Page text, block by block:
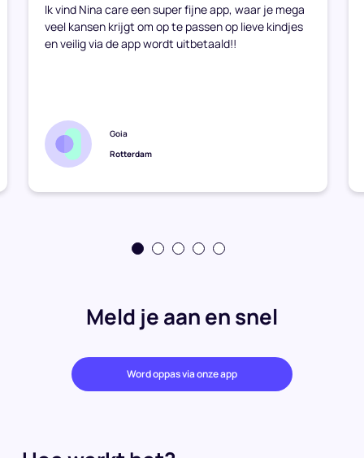
Ik vind Nina care een super fijne app, waar je mega
veel kansen krijgt om op te passen op lieve kindjes
en veilig via de app wordt uitbetaald!!
Goia
Rotterdam
Meld je aan en snel
Word oppas via onze app